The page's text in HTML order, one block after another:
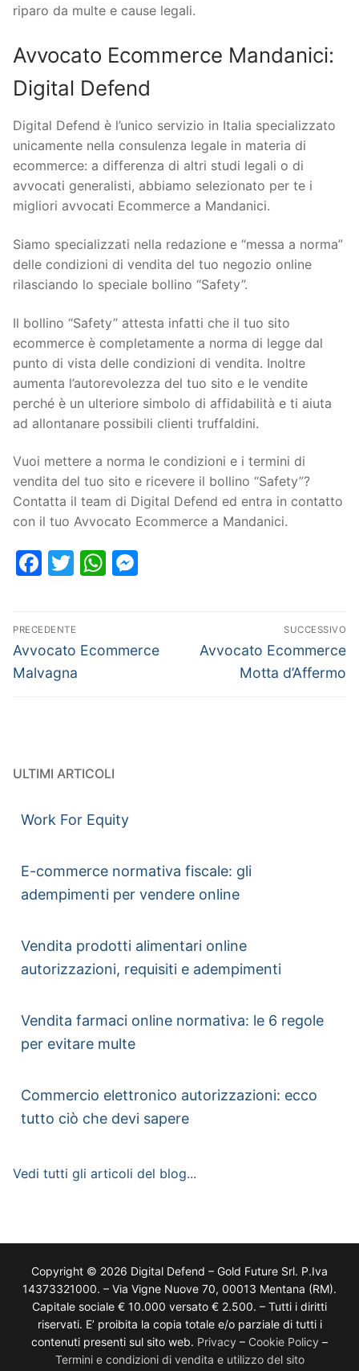
riparo da multe e cause legali.
Avvocato Ecommerce Mandanici:
Digital Defend
Digital Defend è l’unico servizio in Italia specializzato
unicamente nella consulenza legale in materia di
ecommerce: a differenza di altri studi legali o di
avvocati generalisti, abbiamo selezionato per te i
migliori avvocati Ecommerce a Mandanici.
Siamo specializzati nella redazione e “messa a norma”
delle condizioni di vendita del tuo negozio online
rilasciando lo speciale bollino “Safety”.
Il bollino “Safety” attesta infatti che il tuo sito
ecommerce è completamente a norma di legge dal
punto di vista delle condizioni di vendita. Inoltre
aumenta l’autorevolezza del tuo sito e le vendite
perché è un ulteriore simbolo di affidabilità e ti aiuta
ad allontanare possibili clienti truffaldini.
Vuoi mettere a norma le condizioni e i termini di
vendita del tuo sito e ricevere il bollino “Safety”?
Contatta il team di Digital Defend ed entra in contatto
con il tuo Avvocato Ecommerce a Mandanici.
Facebook
TwitterWhatsApp
PRECEDENTE
Avvocato Ecommerce
Malvagna
SUCCESSIVO
Avvocato Ecommerce
Motta d’Affermo
ULTIMI ARTICOLI
Work For Equity
E-commerce normativa fiscale: gli
adempimenti per vendere online
Vendita prodotti alimentari online
autorizzazioni, requisiti e adempimenti
Vendita farmaci online normativa: le 6 regole
per evitare multe
Commercio elettronico autorizzazioni: ecco
tutto ciò che devi sapere
Vedi tutti gli articoli del blog...
Copyright © 2026 Digital Defend – Gold Future Srl. P.Iva
14373321000. – Via Vigne Nuove 70, 00013 Mentana (RM).
Capitale sociale € 10.000 versato € 2.500. – Tutti i diritti
riservati. E’ proibita la copia totale e/o parziale di tutti i
contenuti presenti sul sito web. Privacy – Cookie Policy –
Termini e condizioni di vendita e utilizzo del sito